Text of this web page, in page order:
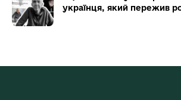
українця, який пережив